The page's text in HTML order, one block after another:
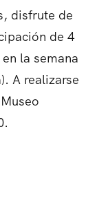
disfrute de
de 4
la semana
A realizarse